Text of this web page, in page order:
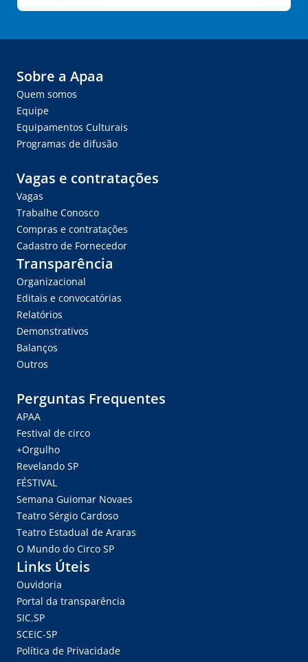
Sobre a Apaa
Quem somos
Equipe
Equipamentos Culturais
Programas de difusão
Vagas e contratações
Vagas
Trabalhe Conosco
Compras e contratações
Cadastro de Fornecedor
Transparência
Organizacional
Editais e convocatórias
Relatórios
Demonstrativos
Balanços
Outros
Perguntas Frequentes
APAA
Festival de circo
+Orgulho
Revelando SP
FÉSTIVAL
Semana Guiomar Novaes
Teatro Sérgio Cardoso
Teatro Estadual de Araras
O Mundo do Circo SP
Links Úteis
Ouvidoria
Portal da transparência
SIC.SP
SCEIC-SP
Política de Privacidade